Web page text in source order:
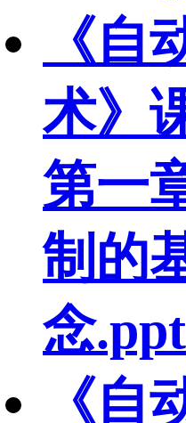
《自
术》
第一
制的
念.ppt
《自